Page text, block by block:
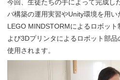
今回、生徒たちの手によって完成し
バ構築の運用実習やUnity環境を用い
LEGO MINDSTORMによるロボッ
よび3Dプリンタによるロボット部
使用されます。